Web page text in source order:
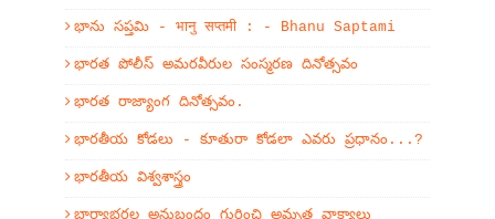
భాను సప్తమి - भानु सप्तमी : - Bhanu Saptami
భారత పోలీస్ అమరవీరుల సంస్మరణ దినోత్సవం
భారత రాజ్యాంగ దినోత్సవం.
భారతీయ కోడలు - కూతురా కోడలా ఎవరు ప్రధానం...?
భారతీయ విశ్వశాస్త్రం
భార్యాభర్తల అనుబంధం గురించి అమృత వాక్యాలు